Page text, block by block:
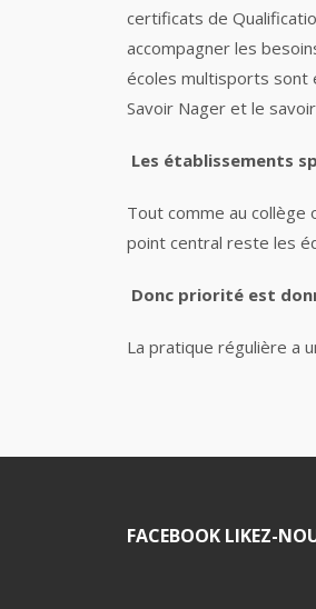
certificats de
accompagner les
écoles multisports sont
Savoir Nager et le
Les établissements
Tout comme au
point central reste les
Donc priorité est
La pratique régulière a
FACEBOOK LIKEZ-